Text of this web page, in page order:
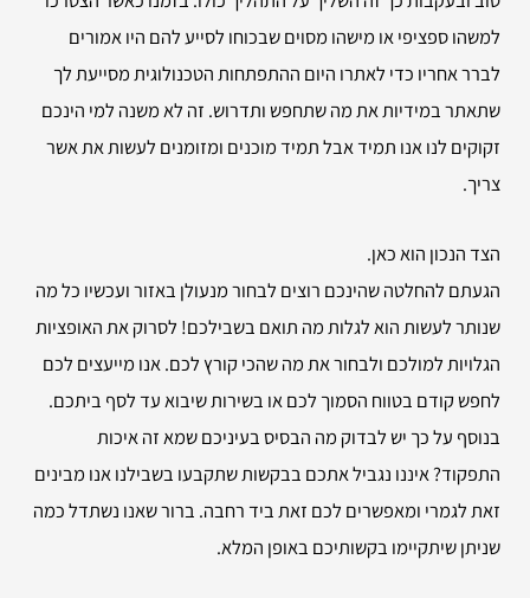
למשהו ספציפי או מישהו מסוים שבכוחו לסייע להם היו אמורים
לברר אחריו כדי לאתרו היום ההתפתחות הטכנולוגית מסייעת לך
שתאתר במידיות את מה שתחפש ותדרוש. זה לא משנה למי הינכם
זקוקים לנו אנו תמיד אבל תמיד מוכנים ומזומנים לעשות את אשר
צריך.
הצד הנכון הוא כאן.
הגעתם להחלטה שהינכם רוצים לבחור מנעולן באזור ועכשיו כל מה
שנותר לעשות הוא לגלות מה תואם בשבילכם! לסרוק את האופציות
הגלויות למולכם ולבחור את מה שהכי קורץ לכם. אנו מייעצים לכם
לחפש קודם בטווח הסמוך לכם או בשירות שיבוא עד לסף ביתכם.
בנוסף על כך יש לבדוק מה הבסיס בעיניכם שמא זה איכות
התפקוד? איננו נגביל אתכם בבקשות שתקבעו בשבילנו אנו מבינים
זאת לגמרי ומאפשרים לכם זאת ביד רחבה. ברור שאנו נשתדל כמה
שניתן שיתקיימו בקשותיכם באופן המלא.